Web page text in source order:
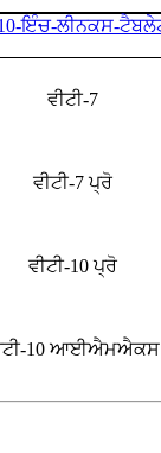
ਵੀਟੀ-7
ਵੀਟੀ-7 ਪ੍ਰੋ
ਵੀਟੀ-10 ਪ੍ਰੋ
10 ਆਈਐਮਐਕਸ